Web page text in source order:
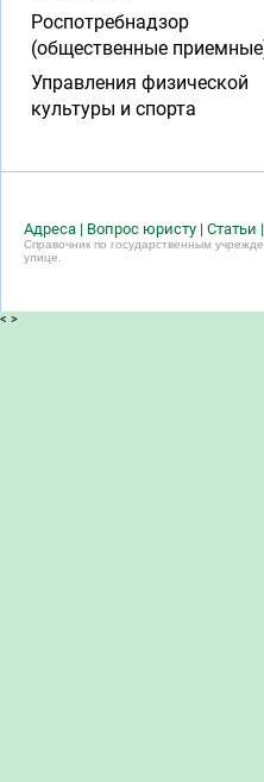
Роспотребнадзор
(общественные
Управления физической
культуры и спорта
Адреса | Вопрос юристу | Статьи |
Справочник по государственным
улице.
< >